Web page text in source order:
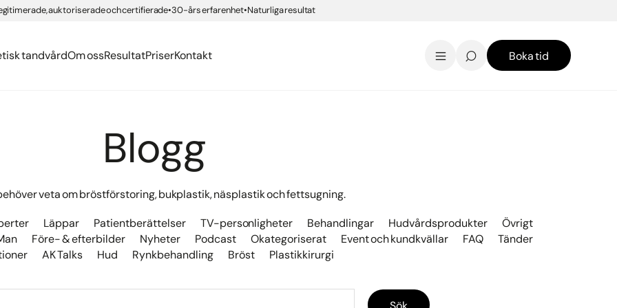
auktoriserade och certifierade 30-års erfarenhet Naturliga resultat
IPL
tandvård
med compositematerial
Brilliant SmileOm ossResultatPriserKontakt
KontaktEnglish
Boka tid
Blogg
veta om bröstförstoring, bukplastik, näsplastik och fettsugning.
Läppar Patientberättelser TV-personligheter Behandlingar Hudvårdsprodukter
Övrigt
Före- & efterbilder Nyheter Podcast Okategoriserat Event och kundkvällar FAQ
Tänder
AK Talks Hud Rynkbehandling Bröst Plastikkirurgi